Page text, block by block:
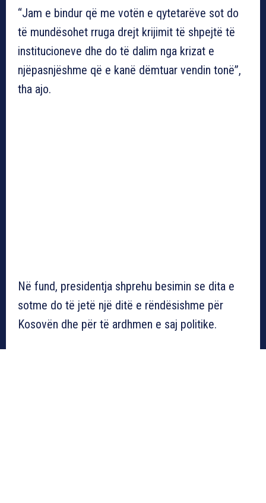
“Jam e bindur që me votën e qytetarëve sot do
të mundësohet rruga drejt krijimit të shpejtë të
institucioneve dhe do të dalim nga krizat e
njëpasnjëshme që e kanë dëmtuar vendin tonë”,
tha ajo.
Në fund, presidentja shprehu besimin se dita e
sotme do të jetë një ditë e rëndësishme për
Kosovën dhe për të ardhmen e saj politike.